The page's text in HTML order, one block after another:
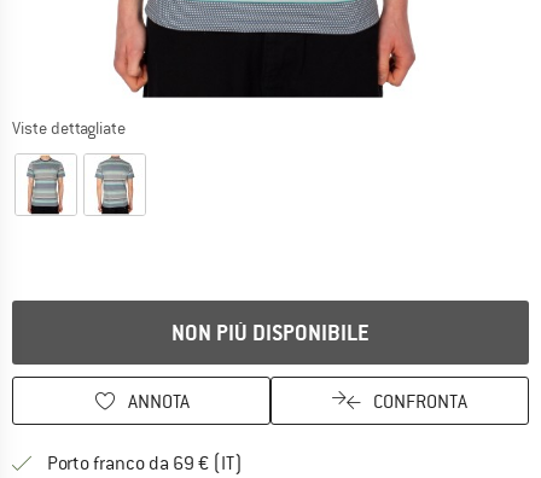
Viste dettagliate
NON PIÙ DISPONIBILE
ANNOTA CONFRONTA
Porto franco da 69 € (IT)